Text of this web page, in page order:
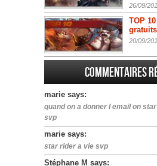
26/09/
TOP
20/09/
Commentaires
marie says:
quand on a donner l email on
svp
marie says:
star rider a vie svp
Stéphane M says: